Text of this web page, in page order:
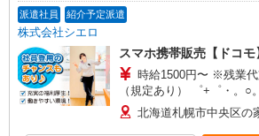
回払い・週払い可能（規
+゜・。○。・゜+゜
派遣社員 紹介予定派遣
株式会社シエロ
スマホ携帯販売【ドコモ
時給1500円〜 ※残業
（規定あり） ゜+゜・。○。・゜+゜・。○。・゜
+゜ 入社祝い金10万円支給(規定有)
頂くと, インセンティブ支給(規
北海道札幌市中央区の